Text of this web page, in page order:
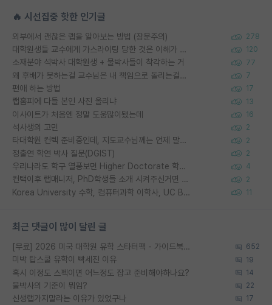
🔥 시선집중 핫한 인기글
외부에서 괜찮은 랩을 알아보는 방법 (장문주의) 278
대학원생들 교수에게 가스라이팅 당한 것은 이해가 갑니다. 안타깝네요. 120
소재분야 석박사 대학원생 + 물박사들이 착각하는 거 77
왜 후배가 못하는걸 교수님은 내 책임으로 돌리는걸까요? 7
편애 하는 방법 17
랩홈피에 다들 본인 사진 올리냐 13
이사이트가 처음엔 정말 도움많이됐는데 16
석사생의 고민 2
타대학원 컨텍 준비중인데, 지도교수님께는 언제 말씀드려야 할까요? 2
정출연 학연 박사 질문(DGIST) 2
우리나라도 학구 열풍보면 Higher Doctorate 학위가 필요하다고 봅니다. 4
컨택이후 랩매니저, PhD학생들 소개 시켜주신거면 거의 컨펌에 가깝나요? 2
Korea University 수학, 컴퓨터과학 이학사, UC Berkeley 산업공학 대학원 공학박사가 되는 것은 쉽지 않겠죠? 11
최근 댓글이 많이 달린 글
[무료] 2026 미국 대학원 유학 스타터팩 - 가이드북 & 합격자 컨택메일 템플릿 652
미박 탑스쿨 유학이 빡세진 이유 19
혹시 이정도 스펙이면 어느정도 잡고 준비해야하나요? 14
물박사의 기준이 뭐임? 22
신생랩가지말라는 이유가 있었구나 17